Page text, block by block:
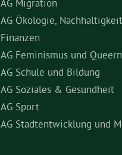
AG Migration
AG Ökologie,
Finanzen
AG Feminismus und
AG Schule und Bildung
AG Soziales & Gesundheit
AG Sport
AG Stadtentwicklung und